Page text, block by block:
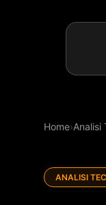
Home›Analisi
ANALISI